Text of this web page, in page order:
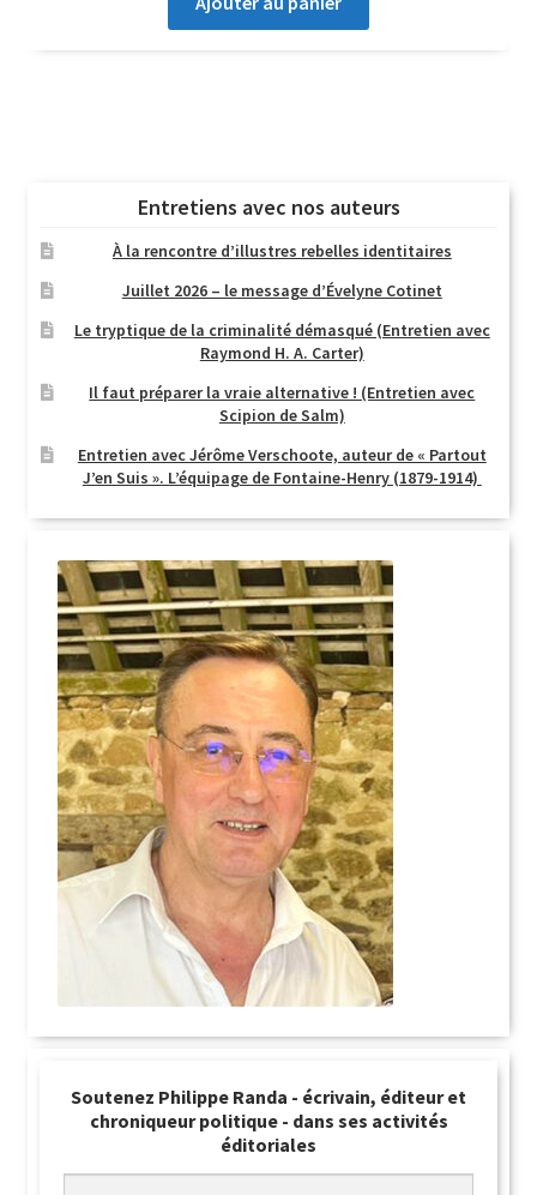
Entretiens avec nos auteurs
À la rencontre d’illustres rebelles identitaires
Juillet 2026 – le message d’Évelyne Cotinet
Le tryptique de la criminalité démasqué (Entretien avec
Raymond H. A. Carter)
Il faut préparer la vraie alternative ! (Entretien avec
Scipion de Salm)
Entretien avec Jérôme Verschoote, auteur de « Partout
J’en Suis ». L’équipage de Fontaine-Henry (1879-1914)
Soutenez Philippe Randa - écrivain, éditeur et
chroniqueur politique - dans ses activités
éditoriales